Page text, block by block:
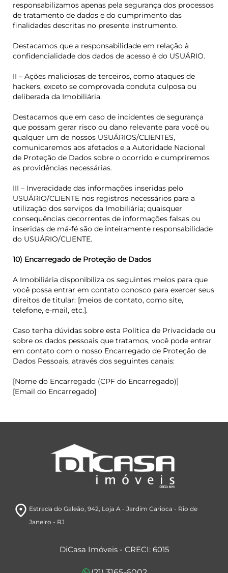
responsabilizamos apenas pela segurança dos processos
de tratamento de dados e do cumprimento das
finalidades descritas no presente instrumento.
Destacamos que a responsabilidade em relação à
confidencialidade dos dados de acesso é do USUÁRIO.
II – Ações maliciosas de terceiros, como ataques de
hackers, exceto se comprovada conduta culposa ou
deliberada da Imobiliária.
Destacamos que em caso de incidentes de segurança
que possam gerar risco ou dano relevante para você ou
qualquer um de nossos USUÁRIOS/CLIENTES,
comunicaremos aos afetados e a Autoridade Nacional
de Proteção de Dados sobre o ocorrido e cumpriremos
as providências necessárias.
III – Inveracidade das informações inseridas pelo
USUÁRIO/CLIENTE nos registros necessários para a
utilização dos serviços da Imobiliária; quaisquer
consequências decorrentes de informações falsas ou
inseridas de má-fé são de inteiramente responsabilidade
do USUÁRIO/CLIENTE.
10) Encarregado de Proteção de Dados
A Imobiliária disponibiliza os seguintes meios para que
você possa entrar em contato conosco para exercer seus
direitos de titular: [meios de contato, como site,
telefone, e-mail, etc.].
Caso tenha dúvidas sobre esta Política de Privacidade ou
sobre os dados pessoais que tratamos, você pode entrar
em contato com o nosso Encarregado de Proteção de
Dados Pessoais, através dos seguintes canais:
[Nome do Encarregado (CPF do Encarregado)]
[Email do Encarregado]
room Estrada do Galeão, 942 , Loja A - Jardim Carioca - Rio de
Janeiro - RJ
DiCasa Imóveis - CRECI: 6015